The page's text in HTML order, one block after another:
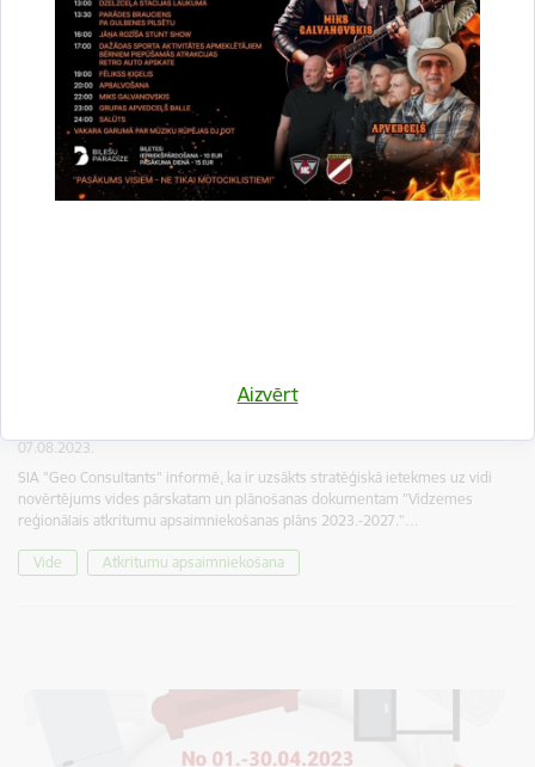
Aizvērt
Notikusi Vidzemes atkritumu apsaimniekošanas
plāna sabiedriskās apspriešanas sanāksme
28.08.2023.
2023. gada 22. augustā tika aizvadīta “Vidzemes reģionālais atkritumu
apsaimniekošanas plāns 2023.–2027. gadam” projekta un stratēģiskās
ietekmes uz vidi novērtējuma vides pārskata projekta…
Sabiedriskā apspriešana
Par "Vidzemes reģionālais atkritumu
apsaimniekošanas plāns 2023.-2027."
07.08.2023.
SIA "Geo Consultants" informē, ka ir uzsākts stratēģiskā ietekmes uz vidi
novērtējums vides pārskatam un plānošanas dokumentam "Vidzemes
reģionālais atkritumu apsaimniekošanas plāns 2023.-2027."…
Vide Atkritumu apsaimniekošana